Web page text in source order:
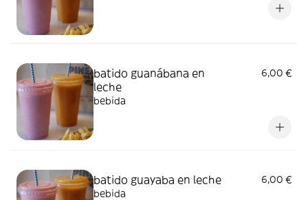
batido guanábana en
leche
6,00 €
bebida
batido guayaba en leche
6,00 €
bebida